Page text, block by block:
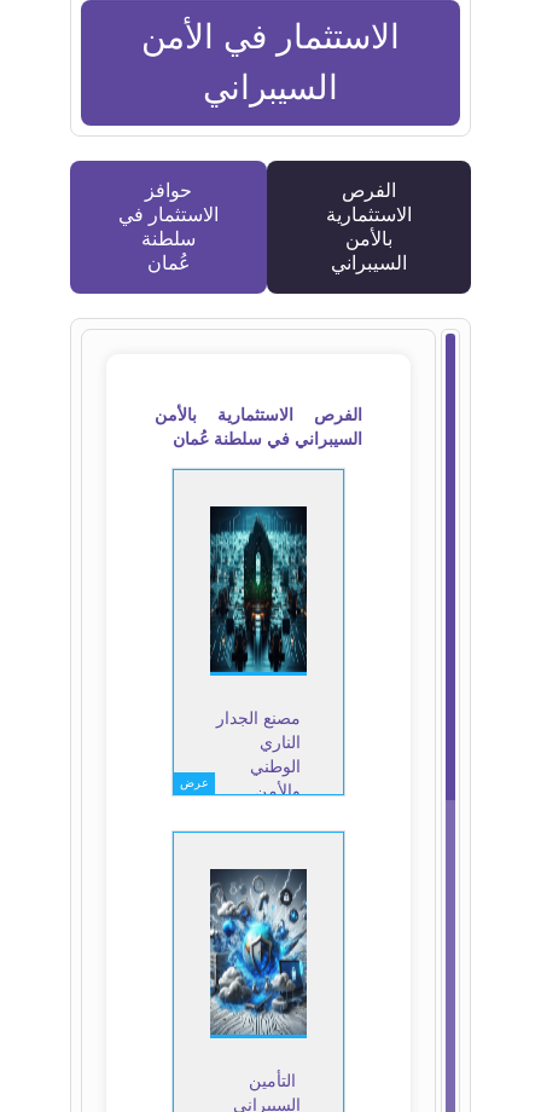
الاستثمار في الأمن
السيبراني
الفرص
الاستثمارية
بالأمن
السيبراني
حوافز
الاستثمار في
سلطنة
عُمان
الفرص الاستثمارية بالأمن
السيبراني في سلطنة عُمان
مصنع الجدار
الناري
الوطني
والأمن
عرض
التأمين
السيبراني